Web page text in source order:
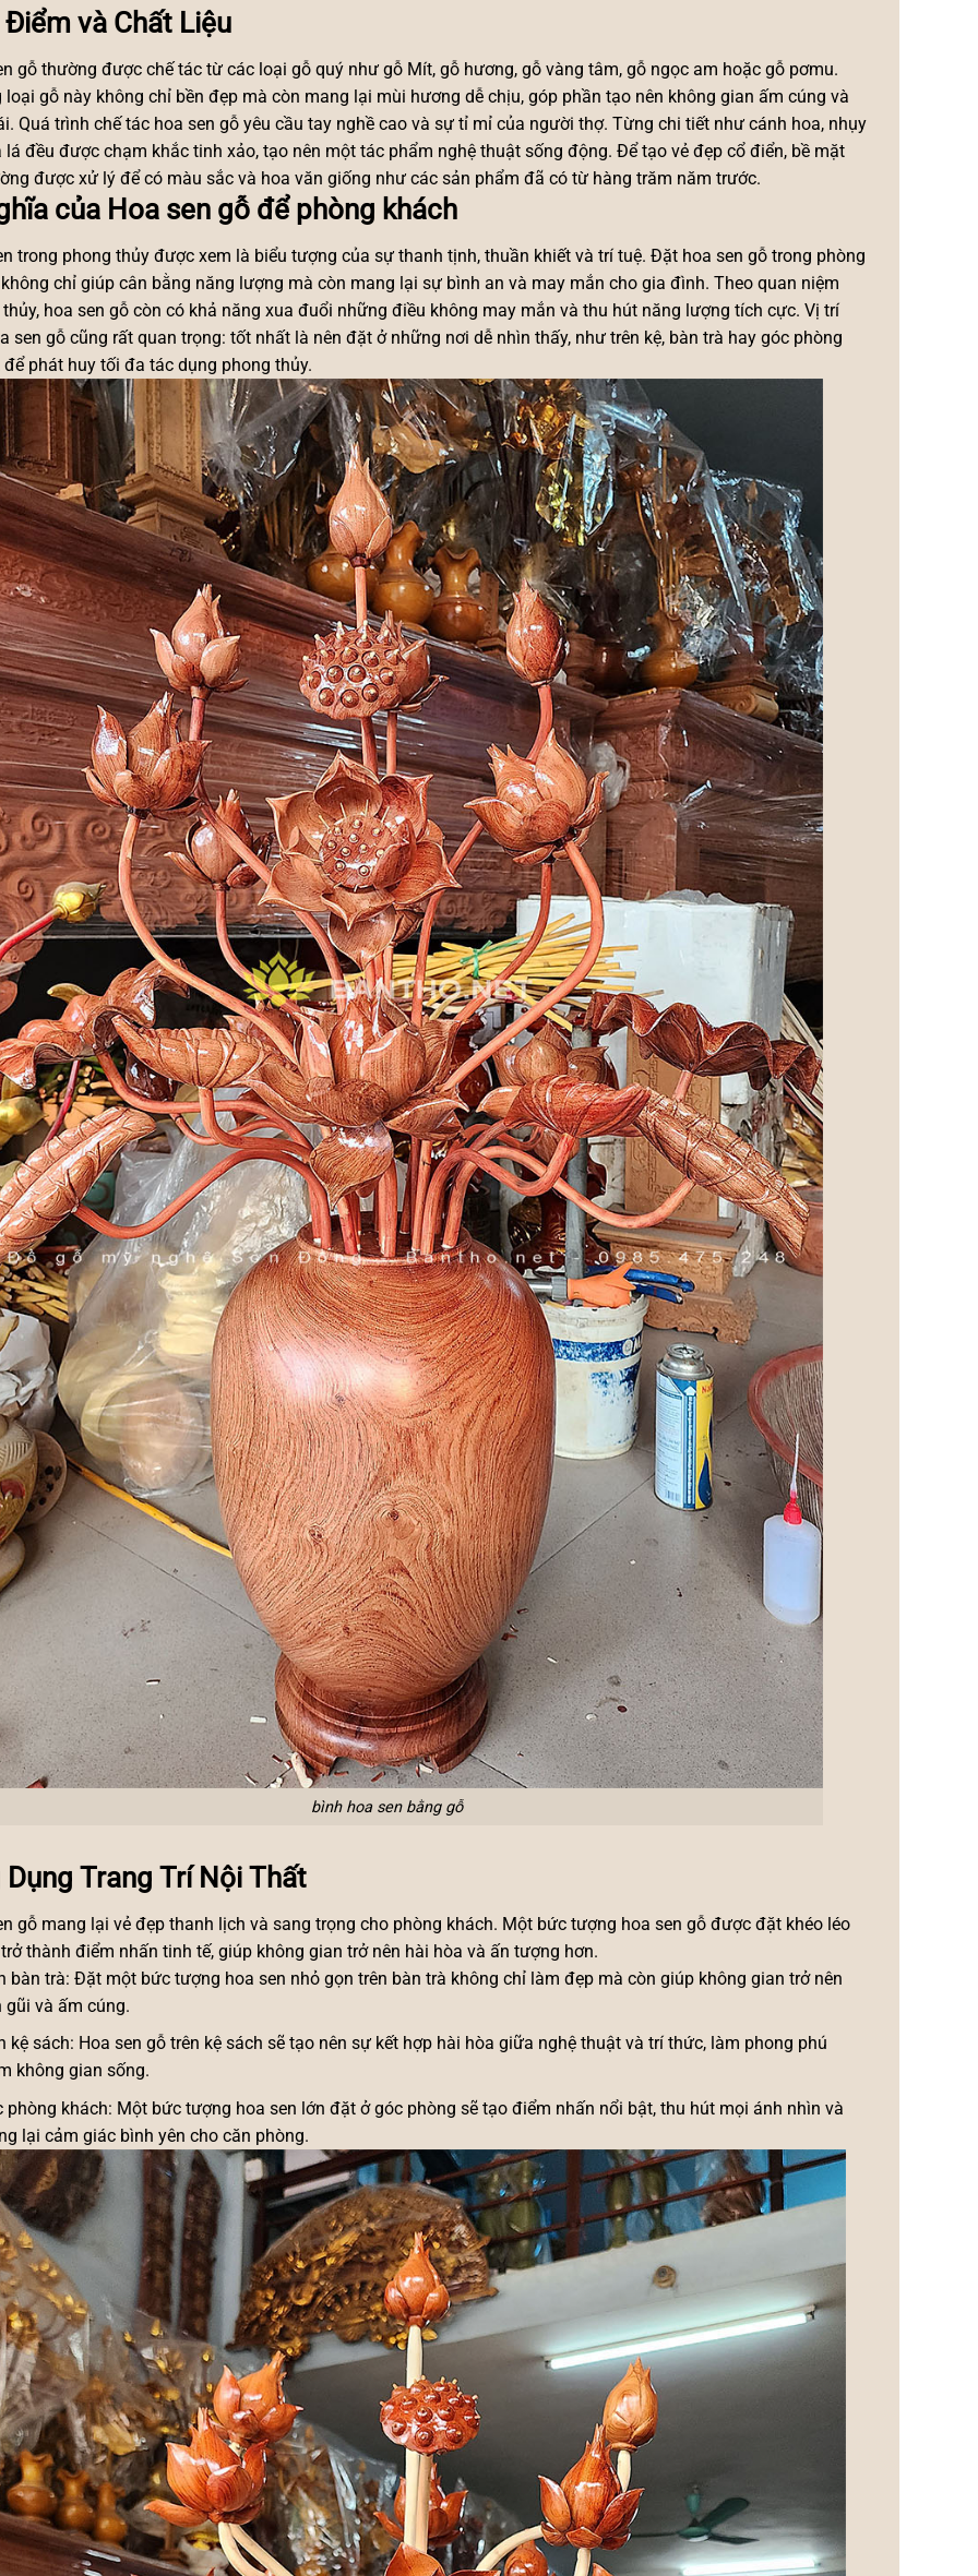
và Chất Liệu
gỗ thường được chế tác từ các loại gỗ quý như gỗ Mít, gỗ hương, gỗ vàng tâm, gỗ ngọc am hoặc gỗ pơmu.
loại gỗ này không chỉ bền đẹp mà còn mang lại mùi hương dễ chịu, góp phần tạo nên không gian ấm cúng và
Quá trình chế tác hoa sen gỗ yêu cầu tay nghề cao và sự tỉ mỉ của người thợ. Từng chi tiết như cánh hoa, nhụy
lá đều được chạm khắc tinh xảo, tạo nên một tác phẩm nghệ thuật sống động. Để tạo vẻ đẹp cổ điển, bề mặt
được xử lý để có màu sắc và hoa văn giống như các sản phẩm đã có từ hàng trăm năm trước.
của Hoa sen gỗ để phòng khách
trong phong thủy được xem là biểu tượng của sự thanh tịnh, thuần khiết và trí tuệ. Đặt hoa sen gỗ trong phòng
chỉ giúp cân bằng năng lượng mà còn mang lại sự bình an và may mắn cho gia đình. Theo quan niệm
hoa sen gỗ còn có khả năng xua đuổi những điều không may mắn và thu hút năng lượng tích cực. Vị trí
sen gỗ cũng rất quan trọng: tốt nhất là nên đặt ở những nơi dễ nhìn thấy, như trên kệ, bàn trà hay góc phòng
để phát huy tối đa tác dụng phong thủy.
bình hoa sen bằng gỗ
Dụng Trang Trí Nội Thất
gỗ mang lại vẻ đẹp thanh lịch và sang trọng cho phòng khách. Một bức tượng hoa sen gỗ được đặt khéo léo
thành điểm nhấn tinh tế, giúp không gian trở nên hài hòa và ấn tượng hơn.
bàn trà: Đặt một bức tượng hoa sen nhỏ gọn trên bàn trà không chỉ làm đẹp mà còn giúp không gian trở nên
gũi và ấm cúng.
kệ sách: Hoa sen gỗ trên kệ sách sẽ tạo nên sự kết hợp hài hòa giữa nghệ thuật và trí thức, làm phong phú
không gian sống.
phòng khách: Một bức tượng hoa sen lớn đặt ở góc phòng sẽ tạo điểm nhấn nổi bật, thu hút mọi ánh nhìn và
lại cảm giác bình yên cho căn phòng.